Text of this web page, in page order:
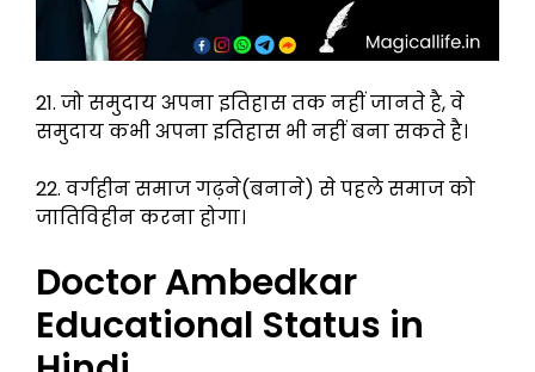
21. जो समुदाय अपना इतिहास तक नहीं जानते है, वे
समुदाय कभी अपना इतिहास भी नहीं बना सकते है।
22. वर्गहीन समाज गढ़ने(बनाने) से पहले समाज को
जातिविहीन करना होगा।
Doctor Ambedkar
Educational Status in